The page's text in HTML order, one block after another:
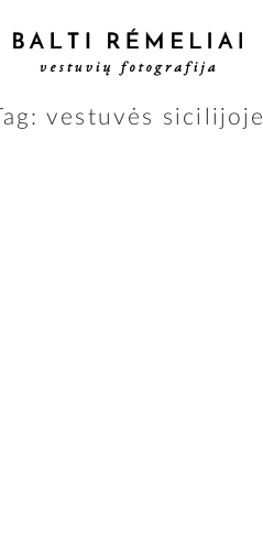
Tag: vestuvės sicilijoje